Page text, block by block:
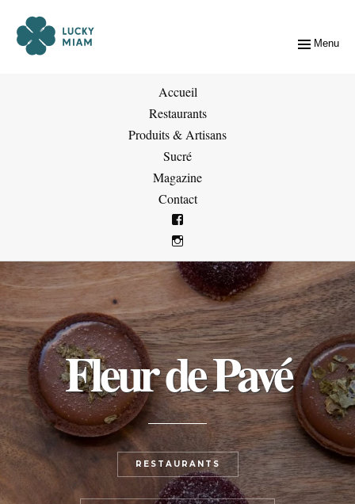
Menu
Accueil
Restaurants
Produits & Artisans
Sucré
Magazine
Contact
Fleur de Pavé
RESTAURANTS